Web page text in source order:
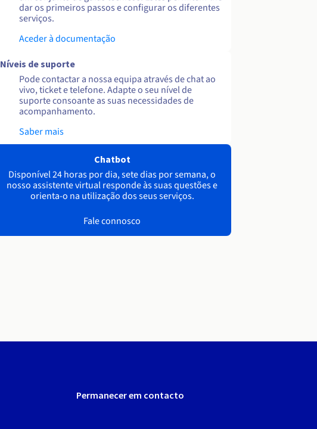
dar os primeiros passos e configurar os diferentes
serviços.
Aceder à documentação
Níveis de suporte
Pode contactar a nossa equipa através de chat ao
vivo, ticket e telefone. Adapte o seu nível de
suporte consoante as suas necessidades de
acompanhamento.
Saber mais
Chatbot
Disponível 24 horas por dia, sete dias por semana, o
nosso assistente virtual responde às suas questões e
orienta-o na utilização dos seus serviços.
Fale connosco
Permanecer em contacto